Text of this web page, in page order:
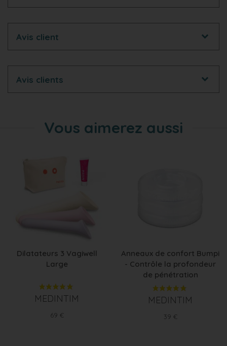
Avis client
Avis clients
Vous aimerez aussi
Dilatateurs 3 Vagiwell
Large
MEDINTIM
Prix
69 €
Anneaux de confort Bumpi
- Contrôle la profondeur
de pénétration
MEDINTIM
Prix
39 €